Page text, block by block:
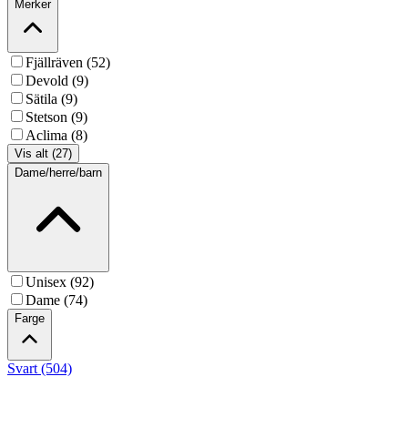
Merker
Fjällräven (52)
Devold (9)
Sätila (9)
Stetson (9)
Aclima (8)
Vis alt (27)
Dame/herre/barn
Unisex (92)
Dame (74)
Farge
Svart (504)